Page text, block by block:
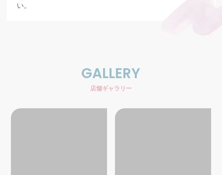
い。
GALLERY
店舗ギャラリー